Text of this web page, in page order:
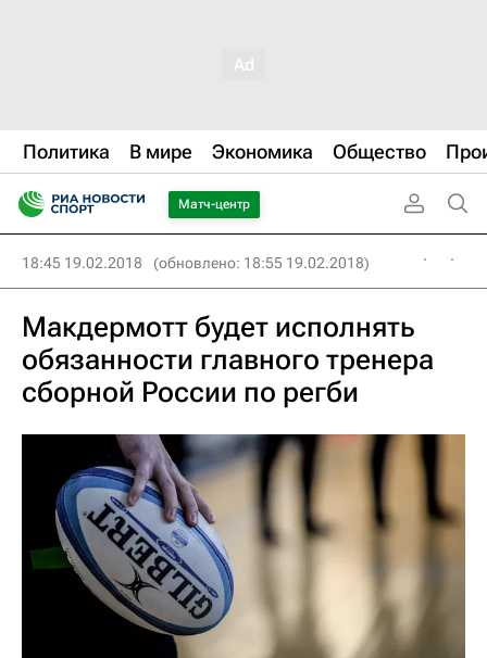
Политика В мире Экономика Общество
Матч-центр
18:45 19.02.2018 (обновлено: 18:55 19.02.2018)
Макдермотт будет исполнять
обязанности главного тренера
сборной России по регби